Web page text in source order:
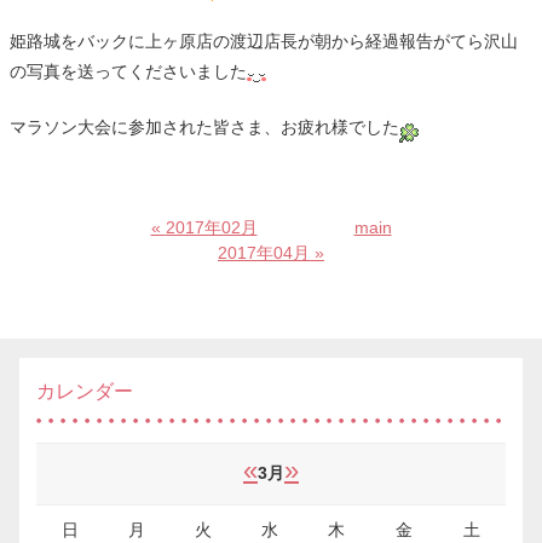
姫路城をバックに上ヶ原店の渡辺店長が朝から経過報告がてら沢山
の写真を送ってくださいました
マラソン大会に参加された皆さま、お疲れ様でした
« 2017年02月
main
2017年04月 »
カレンダー
«3月 »
日 月 火 水 木 金 土